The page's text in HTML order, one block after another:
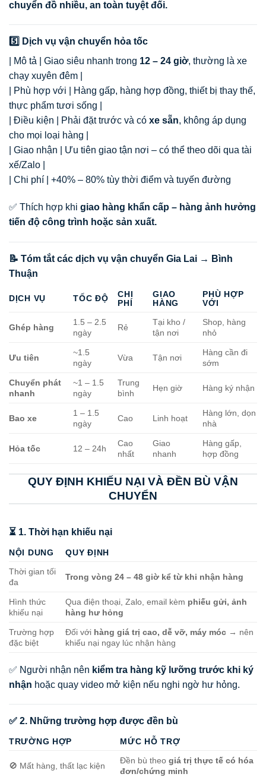
chuyển đồ nhiều, an toàn tuyệt đối.
5️⃣ Dịch vụ vận chuyển hỏa tốc
| Mô tả | Giao siêu nhanh trong 12 – 24 giờ, thường là xe
chạy xuyên đêm |
| Phù hợp với | Hàng gấp, hàng hợp đồng, thiết bị thay thế,
thực phẩm tươi sống |
| Điều kiện | Phải đặt trước và có xe sẵn, không áp dụng
cho mọi loại hàng |
| Giao nhận | Ưu tiên giao tận nơi – có thể theo dõi qua tài
xế/Zalo |
| Chi phí | +40% – 80% tùy thời điểm và tuyến đường
✅ Thích hợp khi giao hàng khẩn cấp – hàng ảnh hưởng
tiến độ công trình hoặc sản xuất.
📝 Tóm tắt các dịch vụ vận chuyển Gia Lai → Bình
Thuận
DỊCH VỤ TỐC ĐỘ
CHI
PHÍ
GIAO
HÀNG
PHÙ HỢP
VỚI
Ghép hàng
1.5 – 2.5
ngày
Rẻ
Tại kho /
tận nơi
Shop, hàng
nhỏ
Ưu tiên
~1.5
ngày
Vừa Tận nơi
Hàng cần đi
sớm
Chuyển phát
nhanh
~1 – 1.5
ngày
Trung
bình
Hẹn giờ Hàng ký nhận
Bao xe
1 – 1.5
ngày
Cao Linh hoạt
Hàng lớn, dọn
nhà
Hỏa tốc 12 – 24h
Cao
nhất
Giao
nhanh
Hàng gấp,
hợp đồng
QUY ĐỊNH KHIẾU NẠI VÀ ĐỀN BÙ VẬN
CHUYỂN
⏳ 1. Thời hạn khiếu nại
NỘI DUNG
QUY ĐỊNH
Thời gian tối
đa
Trong vòng 24 – 48 giờ kể từ khi nhận hàng
Hình thức
khiếu nại
Qua điện thoại, Zalo, email kèm phiếu gửi, ảnh
hàng hư hỏng
Trường hợp
đặc biệt
Đối với hàng giá trị cao, dễ vỡ, máy móc → nên
khiếu nại ngay lúc nhận hàng
✅ Người nhận nên kiểm tra hàng kỹ lưỡng trước khi ký
nhận hoặc quay video mở kiện nếu nghi ngờ hư hỏng.
✅ 2. Những trường hợp được đền bù
TRƯỜNG HỢP MỨC HỖ TRỢ
🚫 Mất hàng, thất lạc kiện
Đền bù theogiá trị thực tế có hóa
đơn/chứng minh